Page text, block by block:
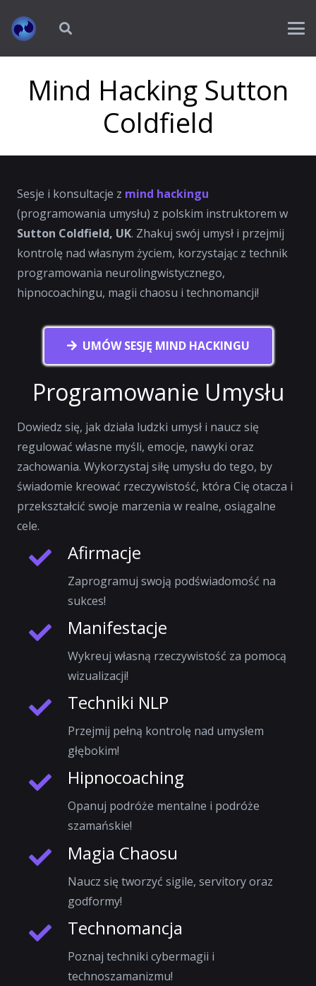
Mind Hacking Sutton
Coldfield
Sesje i konsultacje z mind hackingu
(programowania umysłu) z polskim instruktorem w
Sutton Coldfield, UK. Zhakuj swój umysł i przejmij
kontrolę nad własnym życiem, korzystając z technik
programowania neurolingwistycznego,
hipnocoachingu, magii chaosu i technomancji!
UMÓW SESJĘ MIND HACKINGU
Programowanie Umysłu
Dowiedz się, jak działa ludzki umysł i naucz się
regulować własne myśli, emocje, nawyki oraz
zachowania. Wykorzystaj siłę umysłu do tego, by
świadomie kreować rzeczywistość, która Cię otacza i
przekształcić swoje marzenia w realne, osiągalne
cele.
Afirmacje
Zaprogramuj swoją podświadomość na
sukces!
Manifestacje
Wykreuj własną rzeczywistość za pomocą
wizualizacji!
Techniki NLP
Przejmij pełną kontrolę nad umysłem
głębokim!
Hipnocoaching
Opanuj podróże mentalne i podróże
szamańskie!
Magia Chaosu
Naucz się tworzyć sigile, servitory oraz
godformy!
Technomancja
Poznaj techniki cybermagii i
technoszamanizmu!